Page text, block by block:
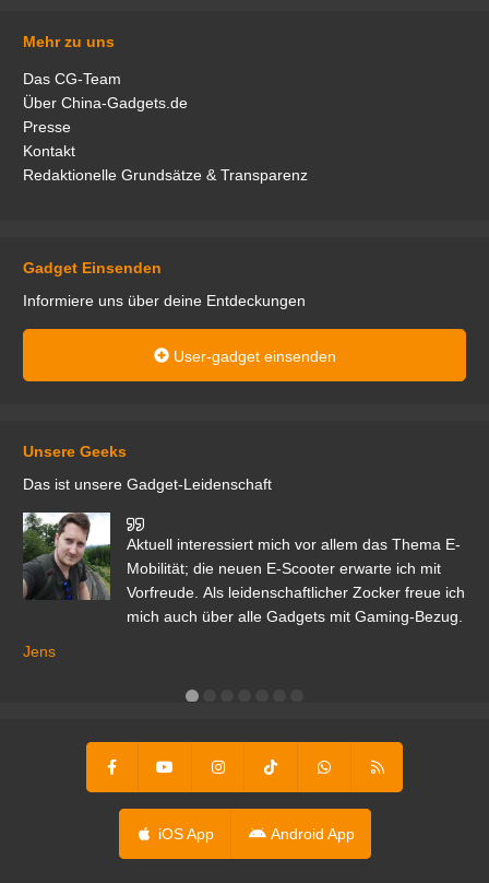
Mehr zu uns
Das CG-Team
Über China-Gadgets.de
Presse
Kontakt
Redaktionelle Grundsätze & Transparenz
Gadget Einsenden
Informiere uns über deine Entdeckungen
User-gadget einsenden
Unsere Geeks
Das ist unsere Gadget-Leidenschaft
Aktuell interessiert mich vor allem das Thema E-
Mobilität; die neuen E-Scooter erwarte ich mit
Vorfreude. Als leidenschaftlicher Zocker freue ich
mich auch über alle Gadgets mit Gaming-Bezug.
Jens
iOS App Android App